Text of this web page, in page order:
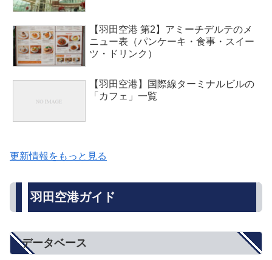
【羽田空港 第2】アミーチデルテのメ
ニュー表（パンケーキ・食事・スイー
ツ・ドリンク）
【羽田空港】国際線ターミナルビルの
「カフェ」一覧
更新情報をもっと見る
羽田空港ガイド
データベース